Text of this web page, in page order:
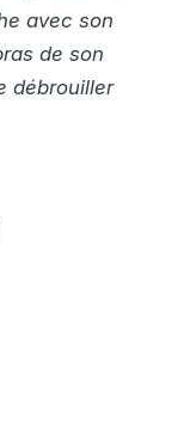
avec son
de son
débrouiller